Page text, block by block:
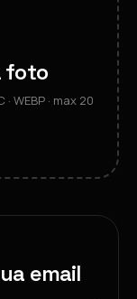
foto
WEBP · max 20
email